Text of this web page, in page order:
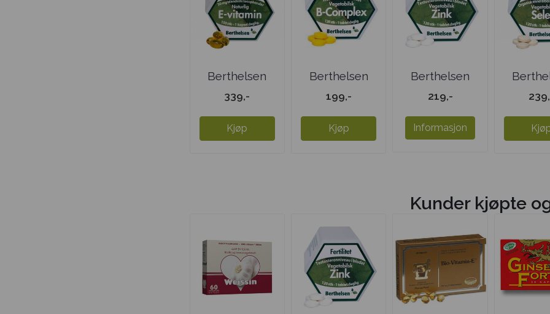
Berthelsen
Naturlig E-
339,-
Kjøp
Berthelsen
Vegetamin ...
199,-
Kjøp
Berthelsen
Sink -
219,-
Informasjon
Kunder kjøpte